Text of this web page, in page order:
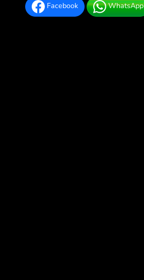
Facebook WhatsApp